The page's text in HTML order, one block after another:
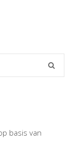
basis van